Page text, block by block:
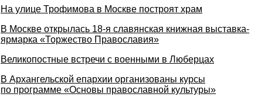
На улице Трофимова в Москве построят храм
В Москве открылась 18-я славянская книжная выставка-
ярмарка «Торжество Православия»
Великопостные встречи с военными в Люберцах
В Архангельской епархии организованы курсы
по программе «Основы православной культуры»